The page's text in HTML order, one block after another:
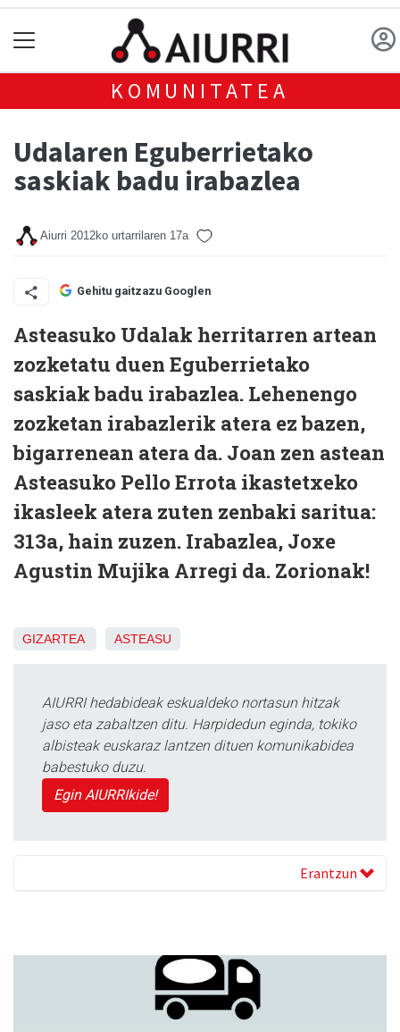
KOMUNITATEA
Udalaren Eguberrietako
saskiak badu irabazlea
Aiurri 2012ko urtarrilaren 17a
Gehitu gaitzazu Googlen
Asteasuko Udalak herritarren artean
zozketatu duen Eguberrietako
saskiak badu irabazlea. Lehenengo
zozketan irabazlerik atera ez bazen,
bigarrenean atera da. Joan zen astean
Asteasuko Pello Errota ikastetxeko
ikasleek atera zuten zenbaki saritua:
313a, hain zuzen. Irabazlea, Joxe
Agustin Mujika Arregi da. Zorionak!
GIZARTEA ASTEASU
AIURRI hedabideak eskualdeko nortasun hitzak
jaso eta zabaltzen ditu. Harpidedun eginda, tokiko
albisteak euskaraz lantzen dituen komunikabidea
babestuko duzu.
Egin AIURRIkide!
Erantzun